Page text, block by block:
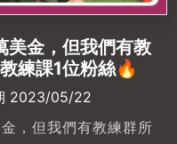
金，但我們有教
練課1位粉絲🔥
2023/05/22
，但我們有教練群所